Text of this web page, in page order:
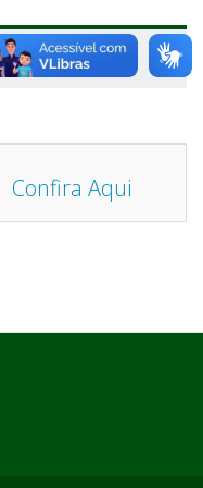
Confira Aqui